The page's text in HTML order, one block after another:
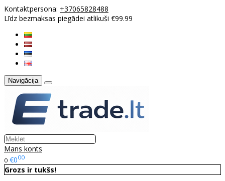
Kontaktpersona: +37065828488
Līdz bezmaksas piegādei atlikuši €99.99
Navigācija
Mans konts
0 €000
Grozs ir tukšs!